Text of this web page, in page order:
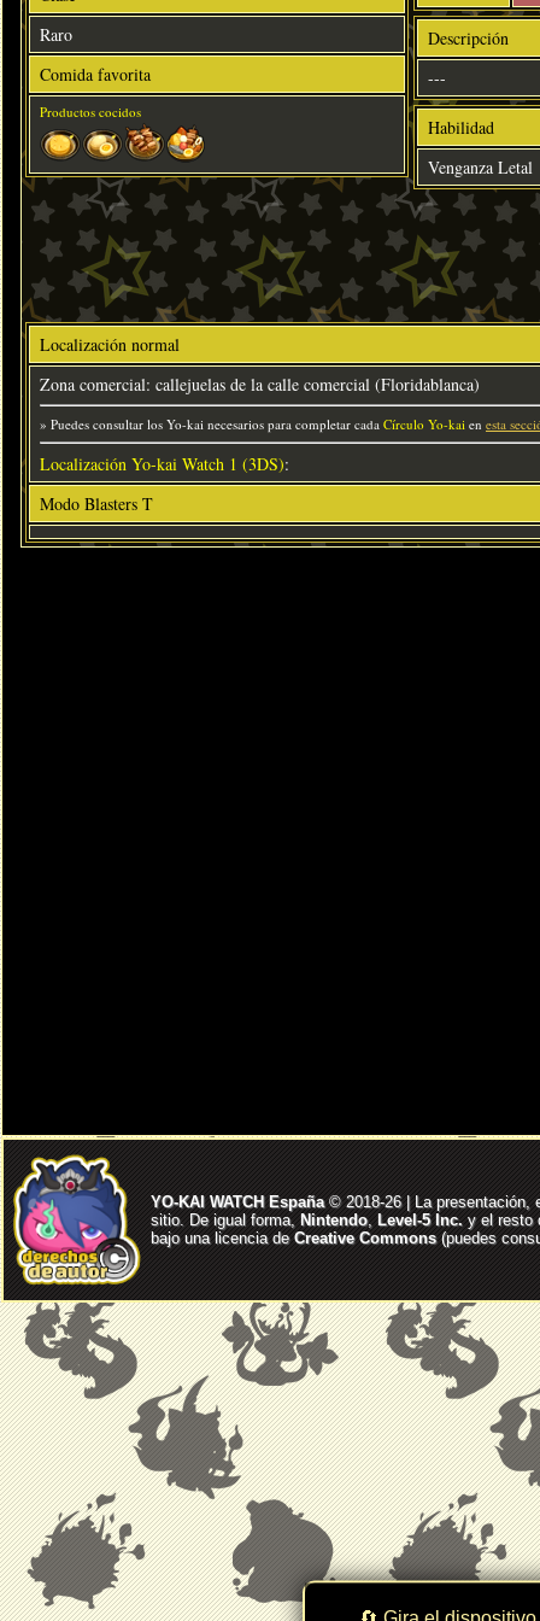
🔄 Gira el
Raro
Comida favorita
Productos cocidos
Descripción
---
Habilidad
Venganza Letal
Localización normal
Zona comercial: callejuelas de la calle comercial (Floridablanca)
» Puedes consultar los Yo-kai necesarios para completar cada Círculo Yo-kai en esta
Localización Yo-kai Watch 1 (3DS):
Modo Blasters T
YO-KAI WATCH España© 2018-26 | La presentación,
sitio. De igual forma, Nintendo, Level-5 Inc. y el resto
bajo una licencia deCreative Commons(puedes